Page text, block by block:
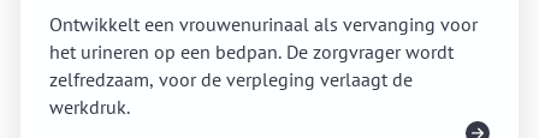
Ontwikkelt een vrouwenurinaal als vervanging voor
het urineren op een bedpan. De zorgvrager wordt
zelfredzaam, voor de verpleging verlaagt de
werkdruk.